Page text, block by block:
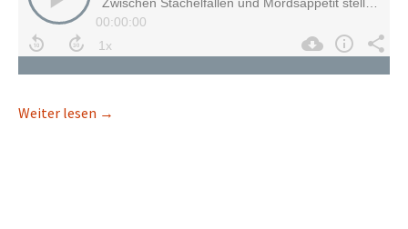
Weiter lesen 7 Days To Die: Verfressene Rebellen gegen die
→